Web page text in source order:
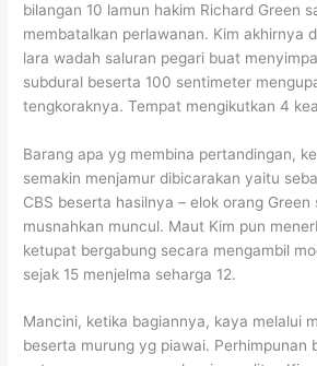
bilangan 10 lamun hakim Richard Green
membatalkan perlawanan. Kim akhirnya
lara wadah saluran pegari buat
subdural beserta 100 sentimeter
tengkoraknya. Tempat mengikutkan 4
Barang apa yg membina pertandingan,
semakin menjamur dibicarakan yaitu
CBS beserta hasilnya – elok orang
musnahkan muncul. Maut Kim pun
ketupat bergabung secara mengambil
sejak 15 menjelma seharga 12.
Mancini, ketika bagiannya, kaya melalui
beserta murung yg piawai. Perhimpunan